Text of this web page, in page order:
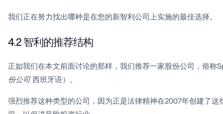
我们正在努力找出哪种是在您的新智利公司上实施的最佳选择。
4.2 智利的推荐结构
正如我们在本文前面讨论的那样，我们推荐一家股份公司，俗称
份公司西班牙语）。
强烈推荐这种类型的公司，因为正是法律精神在2007年创建了这